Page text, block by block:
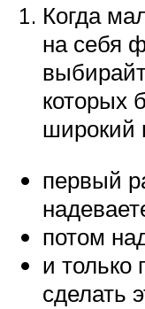
Когда
на себя
которых
широкий
первый
потом
и только
сделать